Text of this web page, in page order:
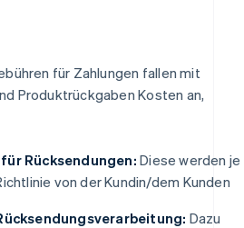
für Zahlungen fallen mit
Produktrückgaben Kosten an,
Rücksendungen: Diese werden je
von der Kundin/dem Kunden
Dazu